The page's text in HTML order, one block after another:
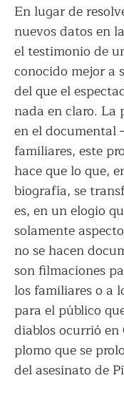
En lugar de
nuevos datos en
el testimonio de
conocido mejor a
del que el
nada en claro.
en el documental
familiares, este
hace que lo que,
biografía, se
es, en un elogio
solamente
no se hacen
son filmaciones
los familiares o a
para el público
diablos ocurrió en
plomo que se
del asesinato de